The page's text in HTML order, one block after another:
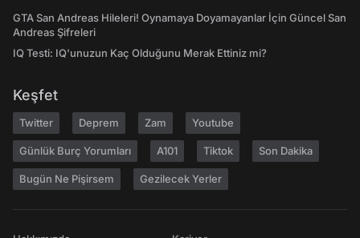
GTA San Andreas Hileleri! Oynamaya Doyamayanlar İçin Güncel San
Andreas Şifreleri
IQ Testi: IQ'unuzun Kaç Olduğunu Merak Ettiniz mi?
Keşfet
Twitter Deprem Zam Youtube
Günlük Burç Yorumları A101 Tiktok Son Dakika
Bugün Ne Pişirsem Gezilecek Yerler